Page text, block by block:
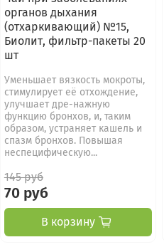
органов дыхания
(отхаркивающий) №15,
Биолит, фильтр-пакеты 20
шт
Уменьшает вязкость мокроты,
стимулирует её отхождение,
улучшает дре-нажную
функцию бронхов, и, таким
образом, устраняет кашель и
спазм бронхов. Повышая
неспецифиче­скую...
145 руб
70 руб
В корзину